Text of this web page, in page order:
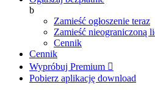
b
Zamieść ogłoszenie teraz
Zamieść nieograniczoną
Cennik
Cennik
Wypróbuj Premium 
Pobierz aplikację download